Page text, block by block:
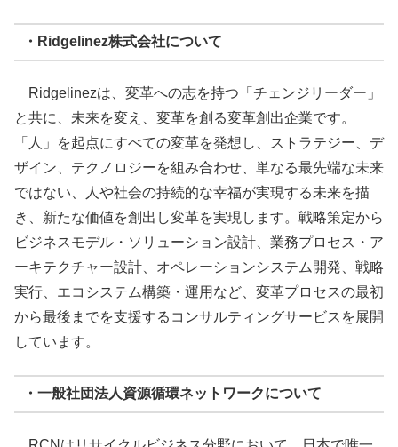
・Ridgelinez株式会社について
Ridgelinezは、変革への志を持つ「チェンジリーダー」
と共に、未来を変え、変革を創る変革創出企業です。
「人」を起点にすべての変革を発想し、ストラテジー、デ
ザイン、テクノロジーを組み合わせ、単なる最先端な未来
ではない、人や社会の持続的な幸福が実現する未来を描
き、新たな価値を創出し変革を実現します。戦略策定から
ビジネスモデル・ソリューション設計、業務プロセス・ア
ーキテクチャー設計、オペレーションシステム開発、戦略
実行、エコシステム構築・運用など、変革プロセスの最初
から最後までを支援するコンサルティングサービスを展開
しています。
・一般社団法人資源循環ネットワークについて